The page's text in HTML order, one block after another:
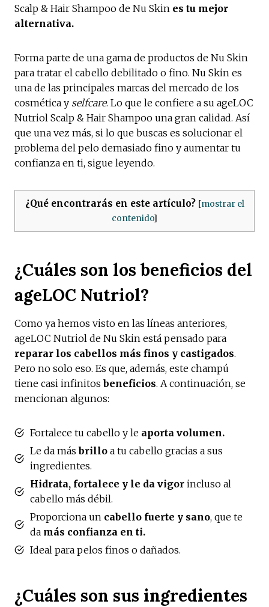
Scalp & Hair Shampoo de Nu Skin es tu mejor
alternativa.
Forma parte de una gama de productos de Nu Skin
para tratar el cabello debilitado o fino. Nu Skin es
una de las principales marcas del mercado de los
cosmética y selfcare. Lo que le confiere a su ageLOC
Nutriol Scalp & Hair Shampoo una gran calidad. Así
que una vez más, si lo que buscas es solucionar el
problema del pelo demasiado fino y aumentar tu
confianza en ti, sigue leyendo.
¿Qué encontrarás en este artículo? [mostrar el
contenido]
¿Cuáles son los beneficios del
ageLOC Nutriol?
Como ya hemos visto en las líneas anteriores,
ageLOC Nutriol de Nu Skin está pensado para
reparar los cabellos más finos y castigados.
Pero no solo eso. Es que, además, este champú
tiene casi infinitosbeneficios. A continuación, se
mencionan algunos:
Fortalece tu cabello y le aporta volumen.
Le da másbrillo a tu cabello gracias a sus
ingredientes.
Hidrata, fortalece y le da vigor incluso al
cabello más débil.
Proporciona un cabello fuerte y sano, que te
da más confianza en ti.
Ideal para pelos finos o dañados.
¿Cuáles son sus ingredientes